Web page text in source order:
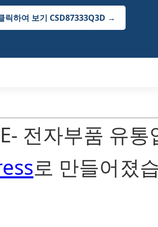
릭하여 보기 CSD87333Q3D →
전자부품 유
로 만들어졌